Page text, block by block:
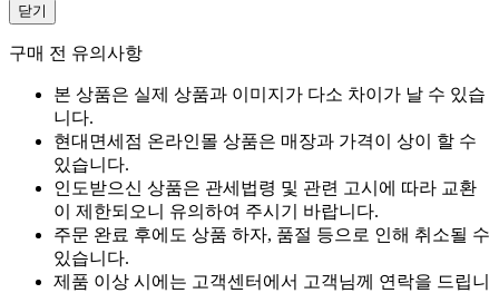
닫기
구매 전 유의사항
본 상품은 실제 상품과 이미지가 다소 차이가 날 수 있습
니다.
현대면세점 온라인몰 상품은 매장과 가격이 상이 할 수
있습니다.
인도받으신 상품은 관세법령 및 관련 고시에 따라 교환
이 제한되오니 유의하여 주시기 바랍니다.
주문 완료 후에도 상품 하자, 품절 등으로 인해 취소될 수
있습니다.
제품 이상 시에는 고객센터에서 고객님께 연락을 드립니